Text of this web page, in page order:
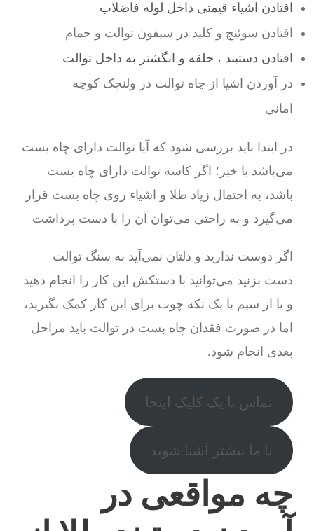
افتادن اشیاء قیمتی داخل لوله فاضلاب
افتادن سوئیچ و کلید در سیفون توالت و حمام
افتادن دستبند ، حلقه و انگشتر به داخل توالت
در آوردن اشیا از چاه توالت در ولنجک کوچه
امانی
در ابتدا باید بررسی شود که آیا توالت دارای چاه بست
می‌باشد یا خیر؛ اگر کاسه توالت دارای چاه بست
باشد، به احتمال زیاد طلا و اشیاء روی چاه بست قرار
می‌گیرد و به راحتی می‌توان آن را با دست برداشت
اگر دوست ندارید و دلتان نمی‌آید به سنگ توالت
دست بزنید می‌توانید با دستکش این کار را انجام دهید
و یا از سیم یا یک تکه چوب برای این کار کمک بگیرید،
اما در صورت فقدان چاه بست در توالت باید مراحل
بعدی انجام شود.
تماس با یک کلیک اینجا
با ما بیشتر آشنا شوید
چه مواقعی در